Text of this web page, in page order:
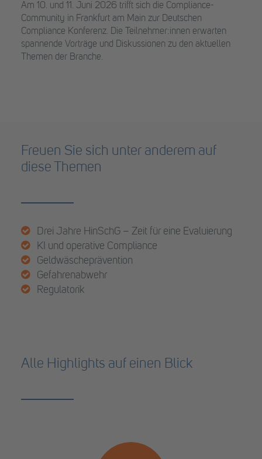
Am 10. und 11. Juni 2026 trifft sich die Compliance-
Community in Frankfurt am Main zur Deutschen
Compliance Konferenz. Die Teilnehmer:innen erwarten
spannende Vorträge und Diskussionen zu den aktuellen
Themen der Branche.
Freuen Sie sich unter anderem auf
diese Themen
Drei Jahre HinSchG – Zeit für eine Evaluierung
KI und operative Compliance
Geldwäscheprävention
Gefahrenabwehr
Regulatorik
Alle Highlights auf einen Blick